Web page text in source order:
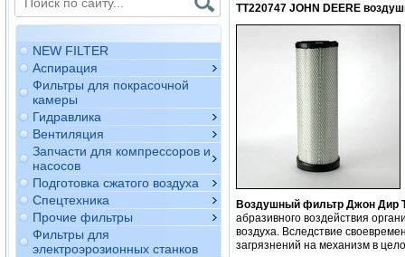
NEW FILTER
Аспирация
Фильтры для покрасочной
камеры
Гидравлика
Вентиляция
Запчасти для компрессоров и
насосов
Подготовка сжатого воздуха
Спецтехника
Прочие фильтры
Фильтры для
электроэрозионных станков
TT220747 JOHN DEERE
Воздушный фильтр Джон Дир
абразивного воздействия
воздуха. Вследствие
загрязнений на механизм в